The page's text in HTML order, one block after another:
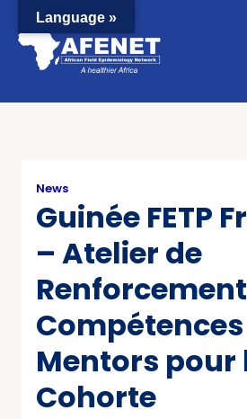
News
Guinée FETP
– Atelier de
Mentors pour
Cohorte
Language »